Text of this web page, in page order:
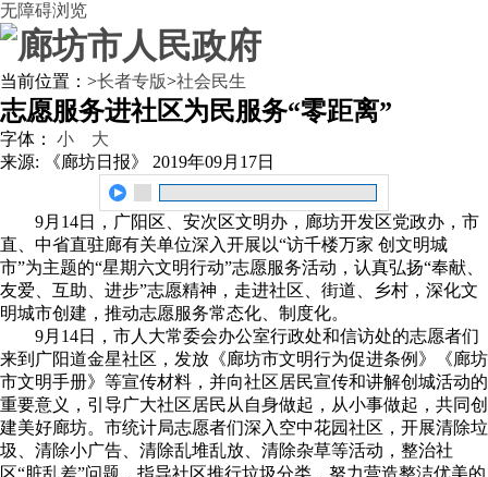
无障碍浏览
当前位置： >长者专版>社会民生
志愿服务进社区为民服务“零距离”
字体： 小
大
来源: 《廊坊日报》
2019年09月17日
9月14日，广阳区、安次区文明办，廊坊开发区党政办，市
直、中省直驻廊有关单位深入开展以“访千楼万家 创文明城
市”为主题的“星期六文明行动”志愿服务活动，认真弘扬“奉献、
友爱、互助、进步”志愿精神，走进社区、街道、乡村，深化文
明城市创建，推动志愿服务常态化、制度化。
9月14日，市人大常委会办公室行政处和信访处的志愿者们
来到广阳道金星社区，发放《廊坊市文明行为促进条例》《廊坊
市文明手册》等宣传材料，并向社区居民宣传和讲解创城活动的
重要意义，引导广大社区居民从自身做起，从小事做起，共同创
建美好廊坊。市统计局志愿者们深入空中花园社区，开展清除垃
圾、清除小广告、清除乱堆乱放、清除杂草等活动，整治社
区“脏乱差”问题，指导社区推行垃圾分类，努力营造整洁优美的